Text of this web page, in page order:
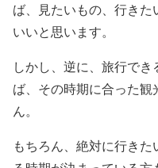
ば、見たいもの、行き
いいと思います。
しかし、逆に、旅行で
ば、その時期に合った
ん。
もちろん、絶対に行き